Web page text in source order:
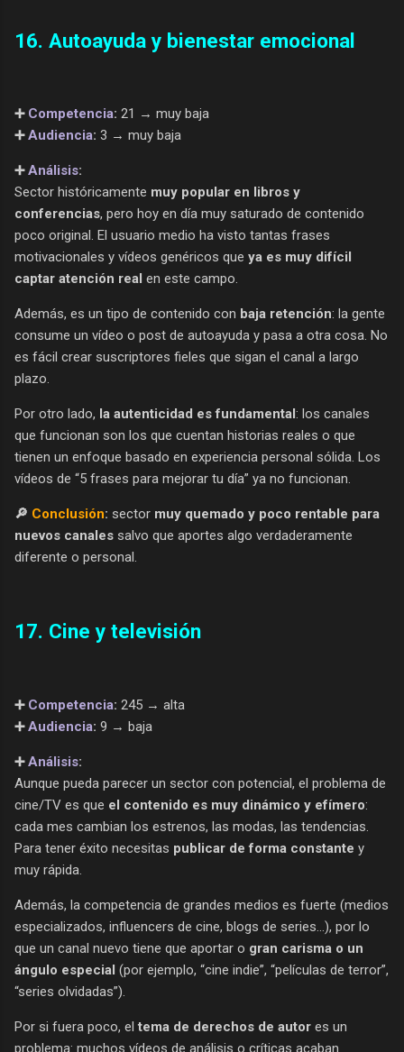
16. Autoayuda y bienestar emocional
➕ Competencia: 21 → muy baja
➕ Audiencia: 3 → muy baja
➕ Análisis:
Sector históricamente muy popular en libros y
conferencias, pero hoy en día muy saturado de contenido
poco original. El usuario medio ha visto tantas frases
motivacionales y vídeos genéricos que ya es muy difícil
captar atención real en este campo.
Además, es un tipo de contenido con baja retención: la gente
consume un vídeo o post de autoayuda y pasa a otra cosa. No
es fácil crear suscriptores fieles que sigan el canal a largo
plazo.
Por otro lado, la autenticidad es fundamental : los canales
que funcionan son los que cuentan historias reales o que
tienen un enfoque basado en experiencia personal sólida. Los
vídeos de “5 frases para mejorar tu día” ya no funcionan.
🔎 Conclusión: sector muy quemado y poco rentable para
nuevos canales salvo que aportes algo verdaderamente
diferente o personal.
17. Cine y televisión
➕ Competencia: 245 → alta
➕Audiencia: 9 → baja
➕Análisis:
Aunque pueda parecer un sector con potencial, el problema de
cine/TV es que el contenido es muy dinámico y efímero:
cada mes cambian los estrenos, las modas, las tendencias.
Para tener éxito necesitas publicar de forma constante y
muy rápida.
Además, la competencia de grandes medios es fuerte (medios
especializados, influencers de cine, blogs de series...), por lo
que un canal nuevo tiene que aportar o gran carisma o un
ángulo especial (por ejemplo, “cine indie”, “películas de terror”,
“series olvidadas”).
Por si fuera poco, eltema de derechos de autor es un
problema: muchos vídeos de análisis o críticas acaban